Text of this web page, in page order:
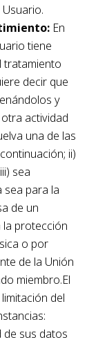
En
tiene
tratamiento
decir que
y
actividad
una de las
ii)
sea
sea para la
de un
la protección
o por
de la Unión
miembro.El
del
de sus datos